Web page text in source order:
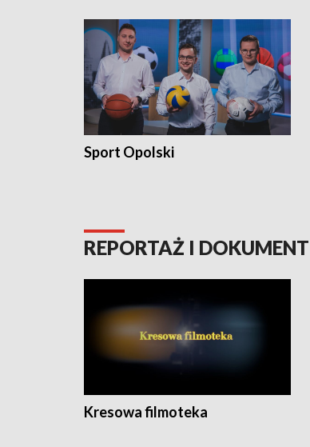
Sport Opolski
REPORTAŻ I DOKUMENT
Kresowa filmoteka